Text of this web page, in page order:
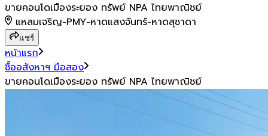
ขายคอนโดเมืองระยอง ทรัพย์ NPA ไทยพาณิชย์
แหลมเจริญ-PMY-หาดแสงจันทร์-หาดสุชาดา
แชร์
หน้าแรก
ซื้ออสังหาฯ มือสอง
ขายคอนโดเมืองระยอง ทรัพย์ NPA ไทยพาณิชย์